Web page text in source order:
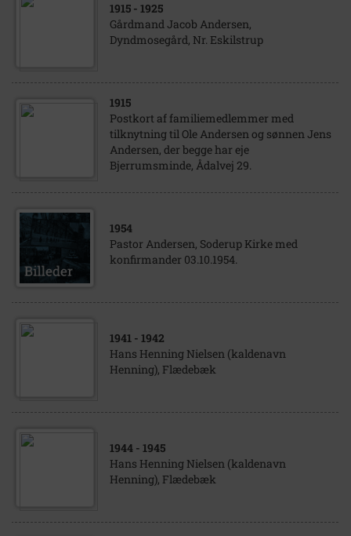
1915 - 1925
Gårdmand Jacob Andersen,
Dyndmosegård, Nr. Eskilstrup
1915
Postkort af familiemedlemmer med
tilknytning til Ole Andersen og sønnen Jens
Andersen, der begge har eje
Bjerrumsminde, Ådalvej 29.
1954
Pastor Andersen, Soderup Kirke med
konfirmander 03.10.1954.
1941 - 1942
Hans Henning Nielsen (kaldenavn
Henning), Flædebæk
1944 - 1945
Hans Henning Nielsen (kaldenavn
Henning), Flædebæk